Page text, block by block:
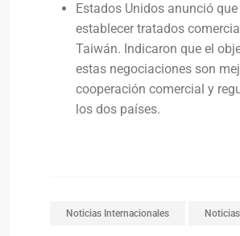
Estados Unidos anunció
establecer tratados
Taiwán. Indicaron que el
estas negociaciones son
cooperación comercial y
los dos países.
Noticias Internacionales